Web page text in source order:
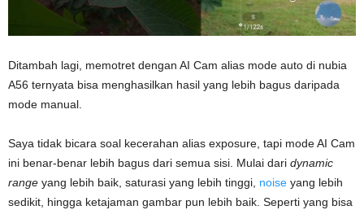
Ditambah lagi, memotret dengan AI Cam alias mode auto di nubia
A56 ternyata bisa menghasilkan hasil yang lebih bagus daripada
mode manual.
Saya tidak bicara soal kecerahan alias exposure, tapi mode AI Cam
ini benar-benar lebih bagus dari semua sisi. Mulai dari dynamic
range yang lebih baik, saturasi yang lebih tinggi, noise yang lebih
sedikit, hingga ketajaman gambar pun lebih baik. Seperti yang bisa